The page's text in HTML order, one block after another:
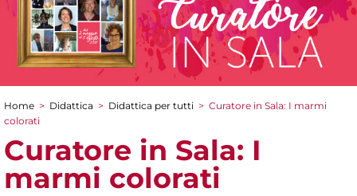
Tu sei qui
Home > Didattica > Didattica per tutti > Curatore in Sala: I marmi
colorati
Curatore in Sala: I
marmi colorati